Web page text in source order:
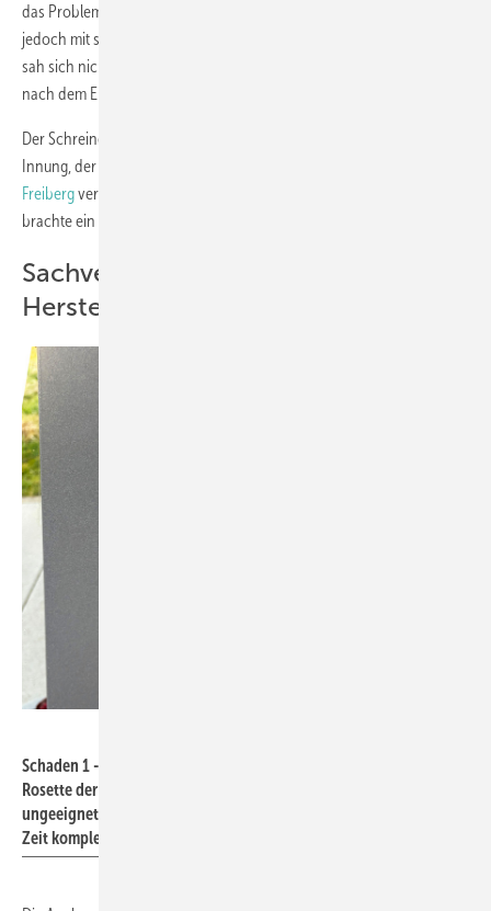
das Problem an. Dieser wendete sich an den Hersteller, scheiterte
jedoch mit seinen Forderungen nach Gewährleistung: Der Hersteller
sah sich nicht in der Verantwortung und verwies auf Schäden, die erst
nach dem Einbau entstanden seien.
Der Schreiner wandte sich an einen Sachverständigen aus seiner
Innung, der wiederum auf den
Freibergverwies. Ein Privatgutachten sollte Klarheit schaffen – und
brachte ein eindeutiges Ergebnis.
Sachverständiger widerspricht dem
Hersteller
Schaden 1 - Verfärbung um die Rosette: "Mittig der Klarlack um die
Rosette der da nicht hingehört", so Freiberg. "Hier wurde mit einem
ungeeigneten 1K Klarlack teillackiert, der jetzt nach dieser kurzen
Zeit komplett verwittert ist."